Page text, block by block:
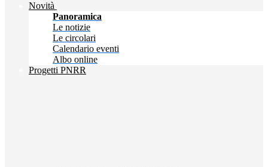
Novità
Panoramica
Le notizie
Le circolari
Calendario eventi
Albo online
Progetti PNRR